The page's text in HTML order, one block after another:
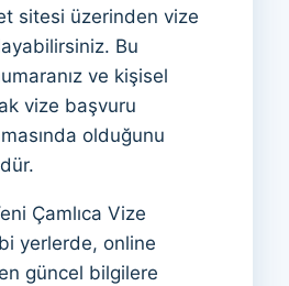
sitesi üzerinden vize
Bu
ve kişisel
vize başvuru
olduğunu
Çamlıca Vize
yerlerde, online
güncel bilgilere